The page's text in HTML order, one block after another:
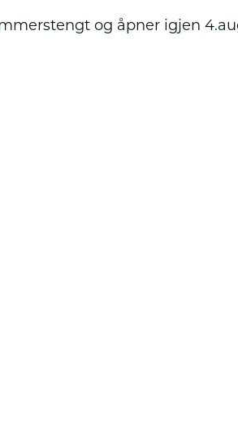
og åpner igjen